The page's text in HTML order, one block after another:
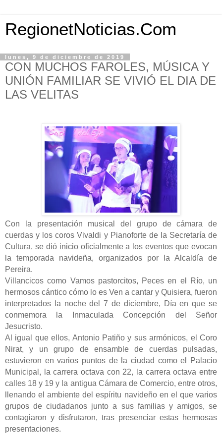
RegionetNoticias.Com
lunes, 9 de diciembre de 2019
CON MUCHOS FAROLES, MÚSICA Y
UNIÓN FAMILIAR SE VIVIÓ EL DIA DE
LAS VELITAS
Con la presentación musical del grupo de cámara de
cuerdas y los coros Vivaldi y Pianoforte de la Secretaría de
Cultura, se dió inicio oficialmente a los eventos que evocan
la temporada navideña, organizados por la Alcaldía de
Pereira.
Villancicos como Vamos pastorcitos, Peces en el Río, un
hermosos cántico cómo lo es Ven a cantar y Quisiera, fueron
interpretados la noche del 7 de diciembre, Día en que se
conmemora la Inmaculada Concepción del Señor
Jesucristo.
Al igual que ellos, Antonio Patiño y sus armónicos, el Coro
Nirat, y un grupo de ensamble de cuerdas pulsadas,
estuvieron en varios puntos de la ciudad como el Palacio
Municipal, la carrera octava con 22, la carrera octava entre
calles 18 y 19 y la antigua Cámara de Comercio, entre otros,
llenando el ambiente del espíritu navideño en el que varios
grupos de ciudadanos junto a sus familias y amigos, se
contagiaron y disfrutaron, tras presenciar estas hermosas
presentaciones.